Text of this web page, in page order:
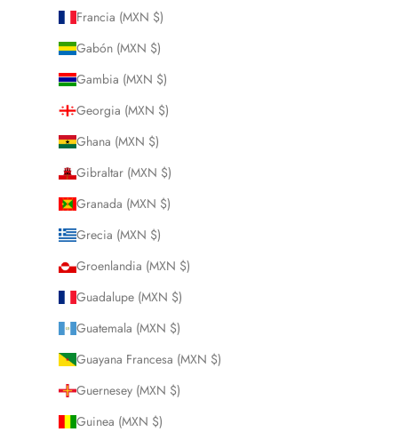
Francia (MXN $)
Gabón (MXN $)
Gambia (MXN $)
Georgia (MXN $)
Ghana (MXN $)
Gibraltar (MXN $)
Granada (MXN $)
Grecia (MXN $)
Groenlandia (MXN $)
Guadalupe (MXN $)
Guatemala (MXN $)
Guayana Francesa (MXN $)
Guernesey (MXN $)
Guinea (MXN $)